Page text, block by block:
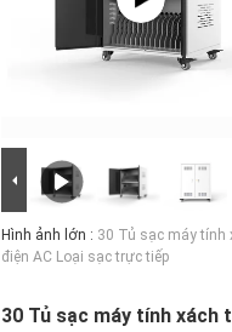
Hình ảnh lớn : 30 Tủ sạc máy tính
điện AC Loại sạc trực tiếp
30 Tủ sạc máy tính